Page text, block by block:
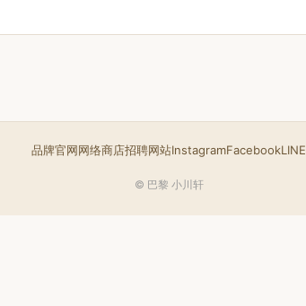
品牌官网网络商店招聘网站InstagramFacebookLINE
© 巴黎 小川轩